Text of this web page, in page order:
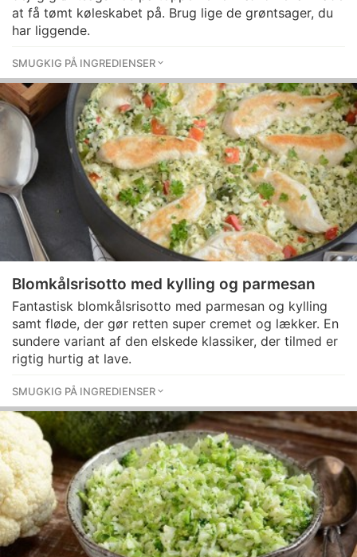
at få tømt køleskabet på. Brug lige de grøntsager, du
har liggende.
SMUGKIG PÅ INGREDIENSER
Blomkålsrisotto med kylling og parmesan
Fantastisk blomkålsrisotto med parmesan og kylling
samt fløde, der gør retten super cremet og lækker. En
sundere variant af den elskede klassiker, der tilmed er
rigtig hurtig at lave.
SMUGKIG PÅ INGREDIENSER